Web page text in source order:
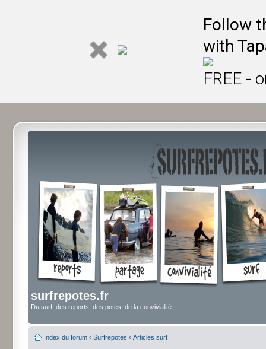
Follow
with
FREE -
surfrepotes.fr
Du surf, des reports, des potes, de la convivialité
Index du forum ‹ Surfrepotes ‹ Articles surf